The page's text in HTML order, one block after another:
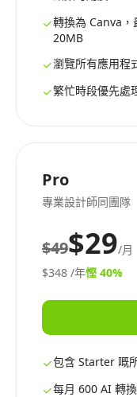
轉換為 Canva
20MB
瀏覽所有應用程
繁忙時段優先處
Pro
專業設計師同團隊
$49$29/月
$348 /年慳 40%
包含 Starter 嘅
每月 600 AI 轉